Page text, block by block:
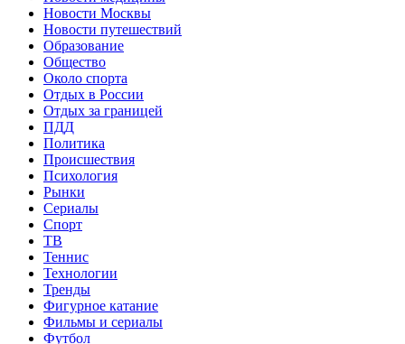
Новости Москвы
Новости путешествий
Образование
Общество
Около спорта
Отдых в России
Отдых за границей
ПДД
Политика
Происшествия
Психология
Рынки
Сериалы
Спорт
ТВ
Теннис
Технологии
Тренды
Фигурное катание
Фильмы и сериалы
Футбол